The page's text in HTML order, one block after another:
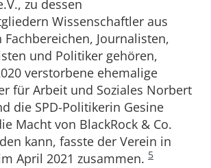
zu dessen
Wissenschaftler aus
Journalisten,
und Politiker gehören,
verstorbene ehemalige
für Arbeit und Soziales Norbert
die SPD-Politikerin Gesine
Macht von BlackRock & Co.
kann, fasste der Verein in
April 2021 zusammen. 5